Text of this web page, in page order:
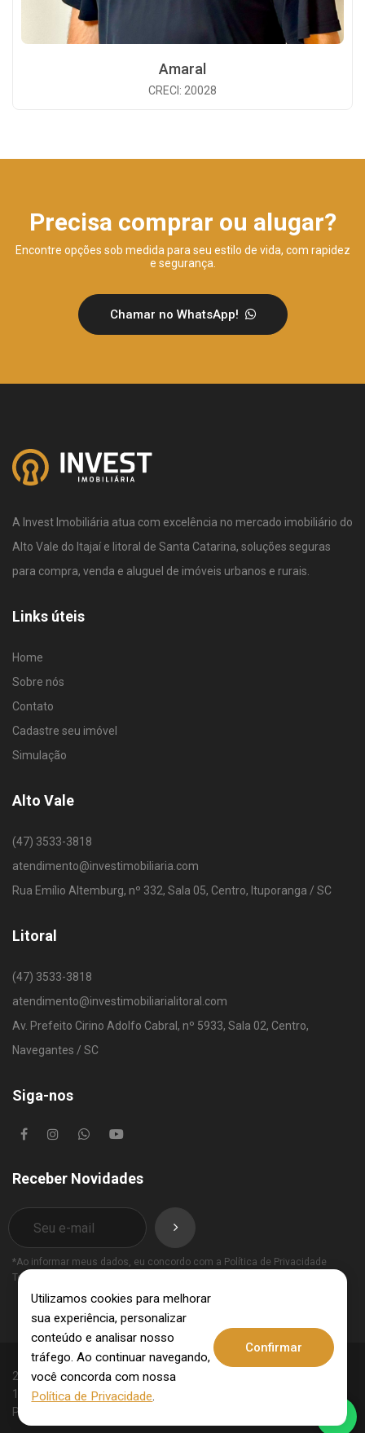
Amaral
CRECI: 20028
Precisa comprar ou alugar?
Encontre opções sob medida para seu estilo de vida, com rapidez
e segurança.
Chamar no WhatsApp!
A Invest Imobiliária atua com excelência no mercado imobiliário do
Alto Vale do Itajaí e litoral de Santa Catarina, soluções seguras
para compra, venda e aluguel de imóveis urbanos e rurais.
Links úteis
Home
Sobre nós
Contato
Cadastre seu imóvel
Simulação
Alto Vale
(47) 3533-3818
atendimento@investimobiliaria.com
Rua Emílio Altemburg, nº 332, Sala 05, Centro, Ituporanga / SC
Litoral
(47) 3533-3818
atendimento@investimobiliarialitoral.com
Av. Prefeito Cirino Adolfo Cabral, nº 5933, Sala 02, Centro,
Navegantes / SC
Siga-nos
Receber Novidades
*Ao informar meus dados, eu concordo com a Política de Privacidade
Termos de Uso
2025 © Invest Imobiliária - CRECI: 10062-J - CNPJ:
15.831.309/0001-09. Todos os direitos reservados.
Política de Privacidade
Utilizamos cookies para melhorar
sua experiência, personalizar
conteúdo e analisar nosso
tráfego. Ao continuar navegando,
você concorda com nossa
Política de Privacidade.
Confirmar